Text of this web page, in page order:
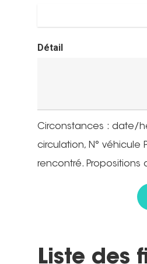
Détail
Circonstances : date/
circulation, N° véhicule
rencontré. Propositions
Liste des